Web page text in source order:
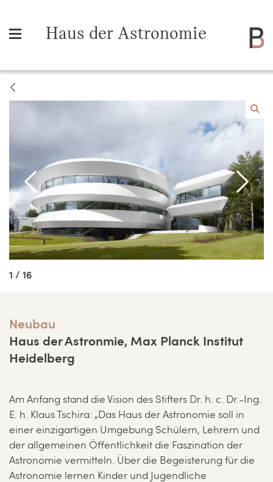
Haus der Astronomie
1 / 16
Neubau
Haus der Astronmie, Max Planck Institut
Heidelberg
Am Anfang stand die Vision des Stifters Dr. h. c. Dr.-Ing.
E. h. Klaus Tschira: „Das Haus der Astronomie soll in
einer einzigartigen Umgebung Schülern, Lehrern und
der allgemeinen Öffentlichkeit die Faszination der
Astronomie vermitteln. Über die Begeisterung für die
Astronomie lernen Kinder und Jugendliche